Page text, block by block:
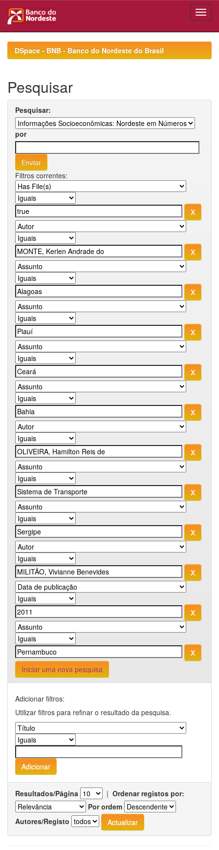
navigationDSpace - BNB - Banco do Nordeste do Brasil
Pesquisar
Pesquisar:
por
Filtros correntes:
Iniciar uma nova pesquisa
Adicionar filtros:
Utilizar filtros para refinar o resultado da pesquisa.
Resultados/Página | Ordenar registos por:
Por ordem
Autores/Registo